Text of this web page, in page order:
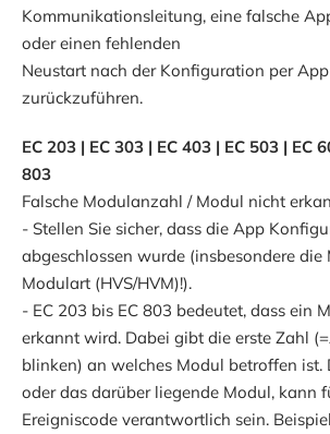
Kommunikationsleitung, eine falsche
oder einen fehlenden
Neustart nach der Konfiguration per
zurückzuführen.
EC 203 | EC 303 | EC 403 | EC 503 | EC
803
Falsche Modulanzahl / Modul nicht
- Stellen Sie sicher, dass die App
abgeschlossen wurde (insbesondere
Modulart (HVS/HVM)!).
- EC 203 bis EC 803 bedeutet, dass ein
erkannt wird. Dabei gibt die erste Zahl
blinken) an welches Modul betroffen ist.
oder das darüber liegende Modul, kann
Ereigniscode verantwortlich sein.